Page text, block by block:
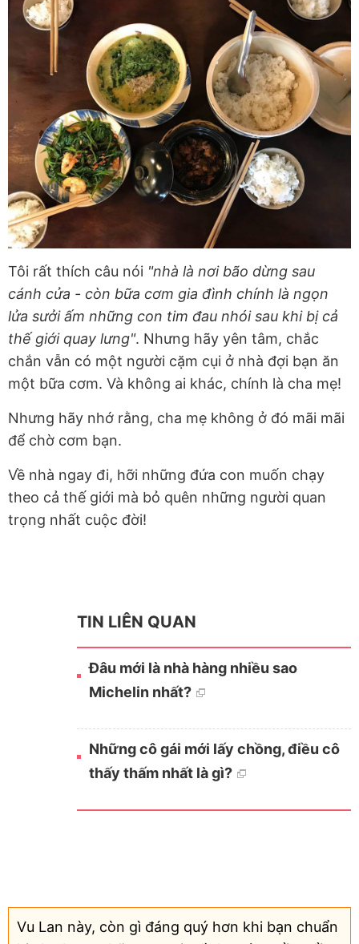
Tôi rất thích câu nói "nhà là nơi bão dừng sau
cánh cửa - còn bữa cơm gia đình chính là ngọn
lửa sưởi ấm những con tim đau nhói sau khi bị cả
thế giới quay lưng". Nhưng hãy yên tâm, chắc
chắn vẫn có một người cặm cụi ở nhà đợi bạn ăn
một bữa cơm. Và không ai khác, chính là cha mẹ!
Nhưng hãy nhớ rằng, cha mẹ không ở đó mãi mãi
để chờ cơm bạn.
Về nhà ngay đi, hỡi những đứa con muốn chạy
theo cả thế giới mà bỏ quên những người quan
trọng nhất cuộc đời!
TIN LIÊN QUAN
Đâu mới là nhà hàng nhiều sao
Michelin nhất?
Những cô gái mới lấy chồng, điều cô
thấy thấm nhất là gì?
Vu Lan này, còn gì đáng quý hơn khi bạn chuẩn